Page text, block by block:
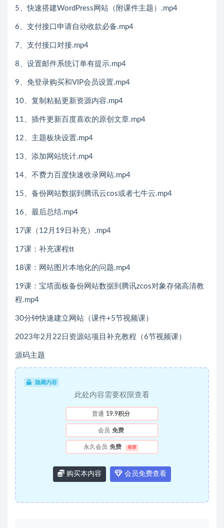
5、快速搭建WordPress网站（附课件主题）.mp4
6、支付接口申请自动收款必备.mp4
7、支付接口对接.mp4
8、设置邮件系统订单有提示.mp4
9、免登录购买和VIP会员设置.mp4
10、复制粘贴更新资源内容.mp4
11、插件更新百度喜欢的原创文章.mp4
12、主题板块设置.mp4
13、添加网站统计.mp4
14、不费力百度快速收录网站.mp4
15、备份网站数据到腾讯云cos或者七牛云.mp4
16、最后总结.mp4
17课（12月19日补充）.mp4
17课：补充课程tt
18课：网站图片本地化的问题.mp4
19课：宝塔面板备份网站数据到腾讯zcos对象存储高清教
程.mp4
30分钟快速建立网站（课件+5节视频课）
2023年2月22日资源站项目补充教程（6节视频课）
源码主题
隐藏内容
此处内容需要权限查看
普通 19.9积分
会员 免费
永久会员 免费 推荐
购买本内容 会员免费查看